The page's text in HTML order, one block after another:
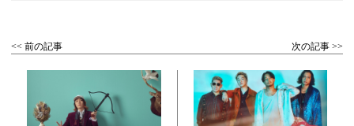
<< 前の記事 次の記事 >>